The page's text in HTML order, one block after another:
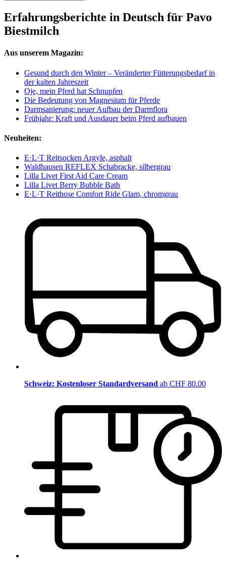
Erfahrungsberichte in Deutsch für Pavo
Biestmilch
Aus unserem Magazin:
Gesund durch den Winter – Veränderter Fütterungsbedarf in
der kalten Jahreszeit
Oje, mein Pferd hat Schnupfen
Die Bedeutung von Magnesium für Pferde
Darmsanierung: neuer Aufbau der Darmflora
Frühjahr: Kraft und Ausdauer beim Pferd aufbauen
Neuheiten:
E·L·T Reitsocken Argyle, asphalt
Waldhausen REFLEX Schabracke, silbergrau
Lilla Livet First Aid Care Cream
Lilla Livet Berry Bubble Bath
E·L·T Reithose Comfort Ride Glam, chromgrau
Schweiz: Kostenloser Standardversand ab CHF 80.00